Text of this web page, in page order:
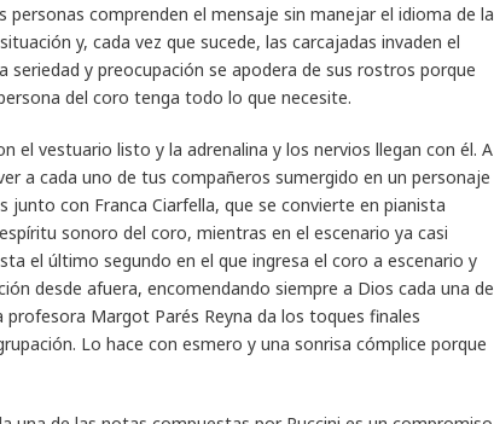
comprenden el mensaje sin manejar el idioma de la
y, cada vez que sucede, las carcajadas invaden el
y preocupación se apodera de sus rostros porque
del coro tenga todo lo que necesite.
el vestuario listo y la adrenalina y los nervios llegan con él. A
a cada uno de tus compañeros sumergido en un personaje
junto con Franca Ciarfella, que se convierte en pianista
sonoro del coro, mientras en el escenario ya casi
el último segundo en el que ingresa el coro a escenario y
desde afuera, encomendando siempre a Dios cada una de
Margot Parés Reyna da los toques finales
Lo hace con esmero y una sonrisa cómplice porque